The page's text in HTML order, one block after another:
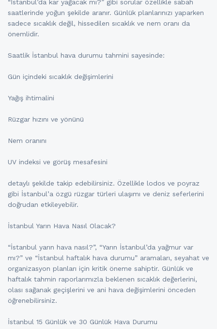
“İstanbul’da kar yağacak mı?” gibi sorular özellikle sabah
saatlerinde yoğun şekilde aranır. Günlük planlarınızı yaparken
sadece sıcaklık değil, hissedilen sıcaklık ve nem oranı da
önemlidir.
Saatlik İstanbul hava durumu tahmini sayesinde:
Gün içindeki sıcaklık değişimlerini
Yağış ihtimalini
Rüzgar hızını ve yönünü
Nem oranını
UV indeksi ve görüş mesafesini
detaylı şekilde takip edebilirsiniz. Özellikle lodos ve poyraz
gibi İstanbul’a özgü rüzgar türleri ulaşımı ve deniz seferlerini
doğrudan etkileyebilir.
İstanbul Yarın Hava Nasıl Olacak?
“İstanbul yarın hava nasıl?”, “Yarın İstanbul’da yağmur var
mı?” ve “İstanbul haftalık hava durumu” aramaları, seyahat ve
organizasyon planları için kritik öneme sahiptir. Günlük ve
haftalık tahmin raporlarımızla beklenen sıcaklık değerlerini,
olası sağanak geçişlerini ve ani hava değişimlerini önceden
öğrenebilirsiniz.
İstanbul 15 Günlük ve 30 Günlük Hava Durumu